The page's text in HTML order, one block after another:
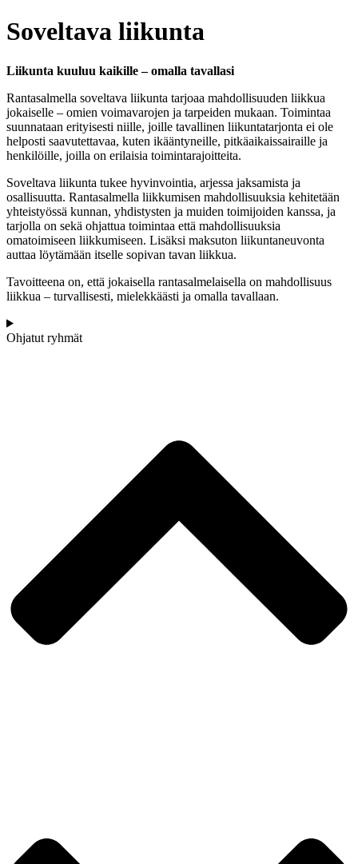
Soveltava liikunta
Liikunta kuuluu kaikille – omalla tavallasi
Rantasalmella soveltava liikunta tarjoaa mahdollisuuden liikkua
jokaiselle – omien voimavarojen ja tarpeiden mukaan. Toimintaa
suunnataan erityisesti niille, joille tavallinen liikuntatarjonta ei ole
helposti saavutettavaa, kuten ikääntyneille, pitkäaikaissairaille ja
henkilöille, joilla on erilaisia toimintarajoitteita.
Soveltava liikunta tukee hyvinvointia, arjessa jaksamista ja
osallisuutta. Rantasalmella liikkumisen mahdollisuuksia kehitetään
yhteistyössä kunnan, yhdistysten ja muiden toimijoiden kanssa, ja
tarjolla on sekä ohjattua toimintaa että mahdollisuuksia
omatoimiseen liikkumiseen. Lisäksi maksuton liikuntaneuvonta
auttaa löytämään itselle sopivan tavan liikkua.
Tavoitteena on, että jokaisella rantasalmelaisella on mahdollisuus
liikkua – turvallisesti, mielekkäästi ja omalla tavallaan.
Ohjatut ryhmät